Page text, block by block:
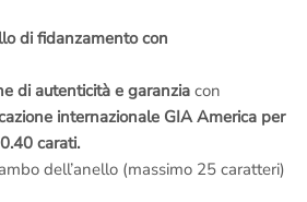
di fidanzamento con
di autenticità e garanzia con
internazionale GIA America per
carati.
dell’anello (massimo 25 caratteri)